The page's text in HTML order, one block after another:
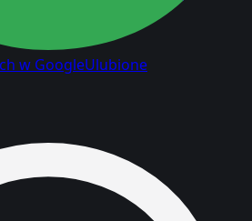
w GoogleUlubione